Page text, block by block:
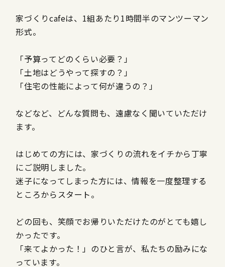
家づくりcafeは、1組あたり1時間半のマンツーマン
形式。
「予算ってどのくらい必要？」
「土地はどうやって探すの？」
「住宅の性能によって何が違うの？」
などなど、どんな質問も、遠慮なく聞いていただけ
ます。
はじめての方には、家づくりの流れをイチから丁寧
にご説明しました。
迷子になってしまった方には、情報を一度整理する
ところからスタート。
どの回も、笑顔でお帰りいただけたのがとても嬉し
かったです。
「来てよかった！」のひと言が、私たちの励みにな
っています。